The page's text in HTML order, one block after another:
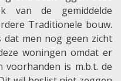
van de gemiddelde
Traditionele bouw.
men nog geen zicht
woningen omdat er
is m.b.t. de